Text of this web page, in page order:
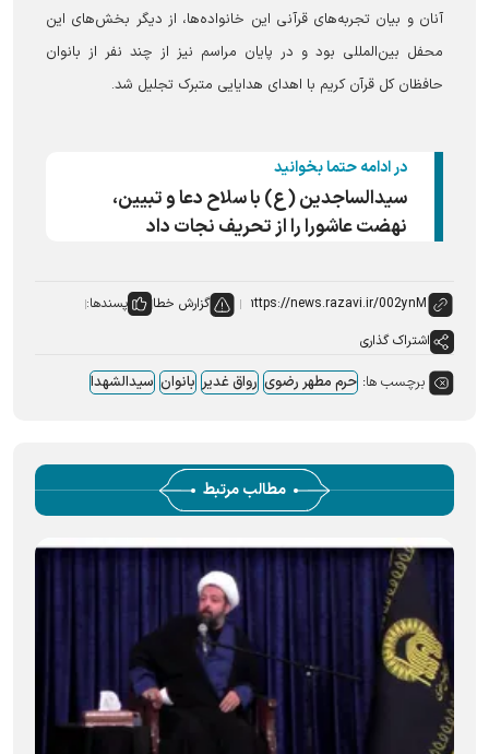
آنان و بیان تجربه‌های قرآنی این خانواده‌ها، از دیگر بخش‌های این
محفل بین‌المللی بود و در پایان مراسم نیز از چند نفر از بانوان
حافظان کل قرآن کریم با اهدای هدایایی متبرک تجلیل شد.
در ادامه حتما بخوانید
‏سیدالساجدین (ع) با سلاح دعا و تبیین،
نهضت عاشورا را از تحریف نجات داد
گزارش خطا
پسندها:
اشتراک گذاری
برچسب ها: حرم مطهر رضوی رواق غدیر بانوان سیدالشهدا
مطالب مرتبط